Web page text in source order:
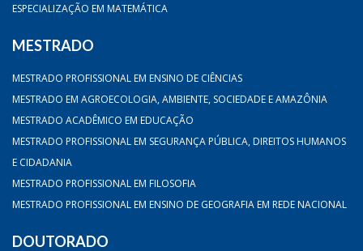
ESPECIALIZAÇÃO EM MATEMÁTICA
MESTRADO
MESTRADO PROFISSIONAL EM ENSINO DE CIÊNCIAS
MESTRADO EM AGROECOLOGIA, AMBIENTE, SOCIEDADE E AMAZÔNIA
MESTRADO ACADÊMICO EM EDUCAÇÃO
MESTRADO PROFISSIONAL EM SEGURANÇA PÚBLICA, DIREITOS HUMANOS
E CIDADANIA
MESTRADO PROFISSIONAL EM FILOSOFIA
MESTRADO PROFISSIONAL EM ENSINO DE GEOGRAFIA EM REDE NACIONAL
DOUTORADO